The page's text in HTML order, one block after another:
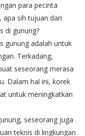
para pecinta
apa sih tujuan dari
di gunung?
gunung adalah untuk
Terkadang,
seseorang merasa
Dalam hal ini, korek
untuk meningkatkan
seseorang juga
teknis di lingkungan